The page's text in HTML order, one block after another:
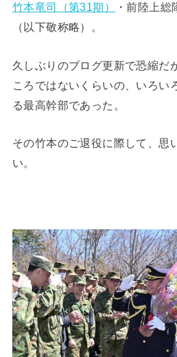
竹本竜司（第31期）
・前陸上
（以下敬称略）。
久しぶりのブログ更新で恐縮だ
ころではないくらいの、いろい
る最高幹部であった。
その竹本のご退役に際して、思
い。